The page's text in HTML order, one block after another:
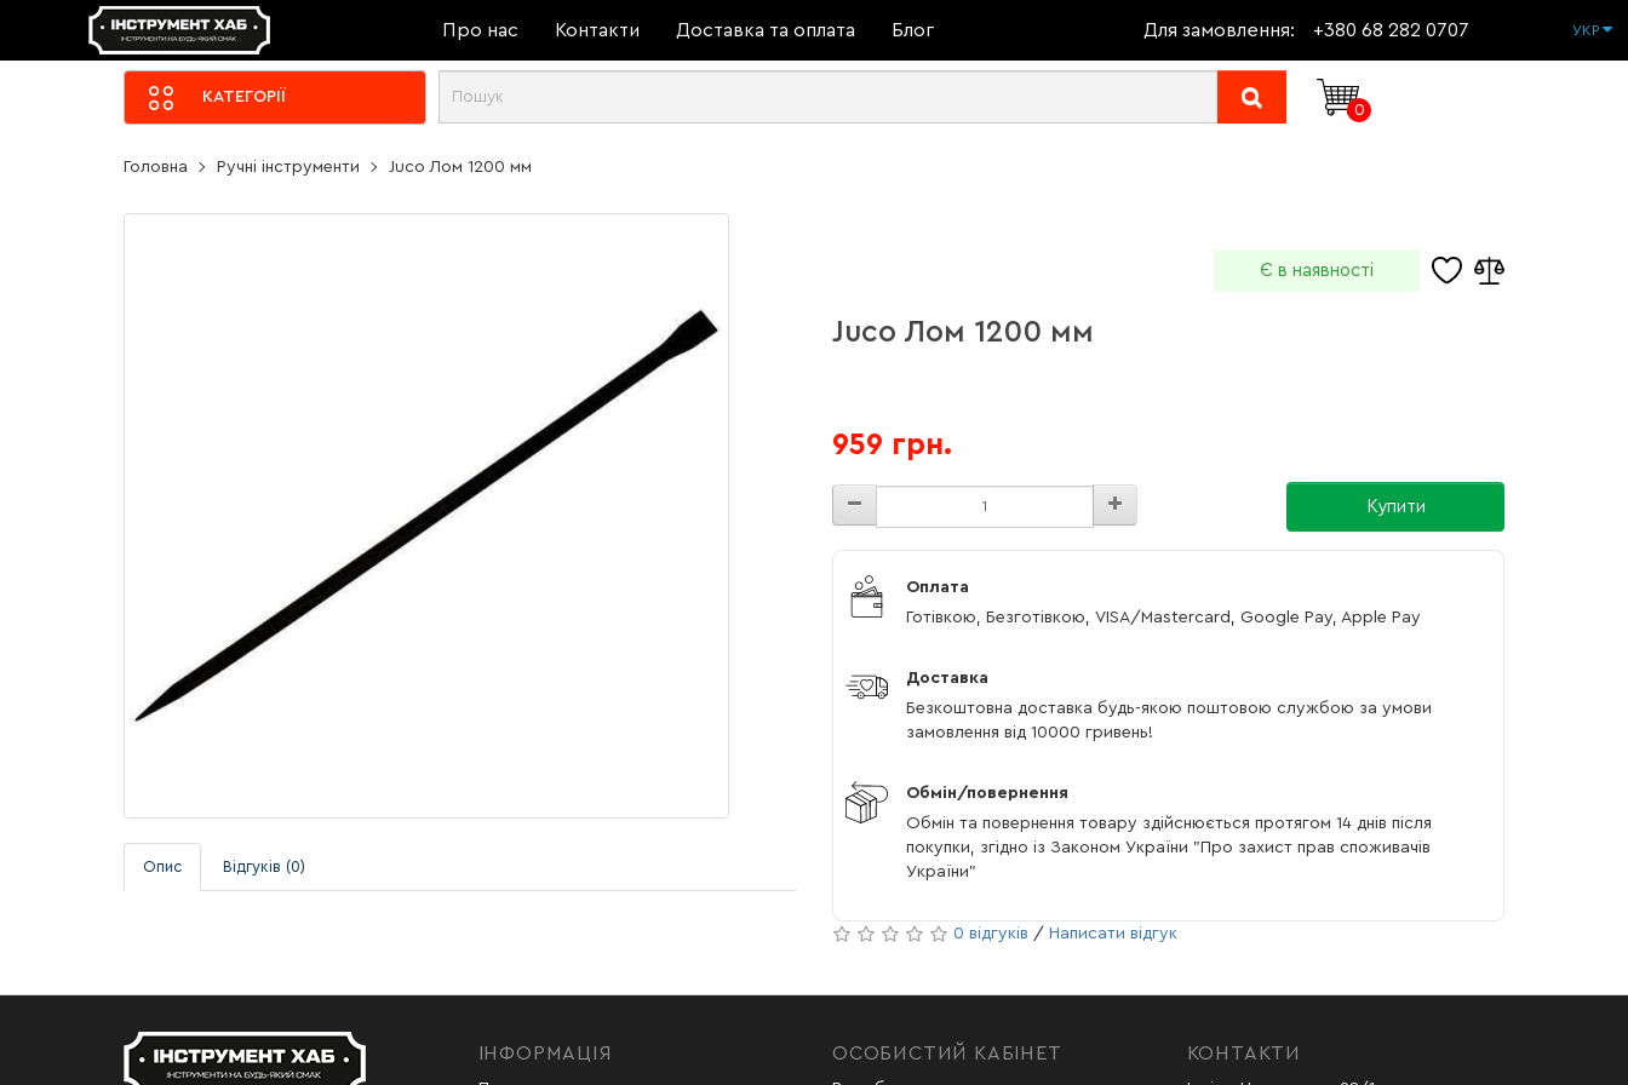
Про нас Контакти Доставка та оплата Блог Для замовлення: +380 68 282 0707 УКР
КАТЕГОРІЇ
0
Головна Ручні інструменти Juco Лом 1200 мм
Опис Відгуків (0)
Є в наявності
Juco Лом 1200 мм
959 грн.
Купити
Оплата
Готівкою, Безготівкою, VISA/Mastercard, Google Pay, Apple Pay
Доставка
Безкоштовна доставка будь-якою поштовою службою за умови
замовлення від 10000 гривень!
Обмін/повернення
Обмін та повернення товару здійснюється протягом 14 днів після
покупки, згідно із Законом України "Про захист прав споживачів
України"
0 відгуків / Написати відгук
ІНФОРМАЦІЯ ОСОБИСТИЙ КАБІНЕТ КОНТАКТИ